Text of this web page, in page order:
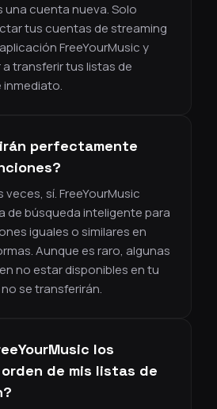
una cuenta nueva. Solo
tus cuentas de streaming
FreeYourMusic y
transferir tus listas de
perfectamente
veces, sí. FreeYourMusic
de búsqueda inteligente para
iguales o similares en
Aunque es raro, algunas
no estar disponibles en tu
se transferirán.
los
de mis listas de